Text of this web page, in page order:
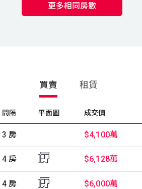
更多相同房數
買賣 租賃
間隔 平面圖 成交價
3 房 $4,100萬
4 房 $6,128萬
4 房 $6,000萬